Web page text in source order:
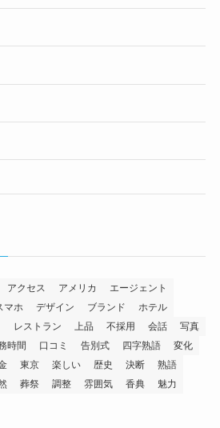
アクセス アメリカ
エージェント
マホ デザイン ブランド
ホテル
レストラン 上品 不採用 会話
写真
時間 口コミ 告別式 四字熟語
変化
東京 楽しい 歴史 決断
熟語
葬祭 調整 雰囲気 香典 魅力